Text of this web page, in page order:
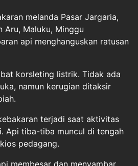
melanda Pasar Jargaria,
Aru, Maluku, Minggu
api menghanguskan ratusan
korsleting listrik. Tidak ada
namun kerugian ditaksir
terjadi saat aktivitas
Api tiba-tiba muncul di tengah
pedagang.
membesar dan menyambar